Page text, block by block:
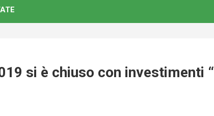
si è chiuso con investimenti “